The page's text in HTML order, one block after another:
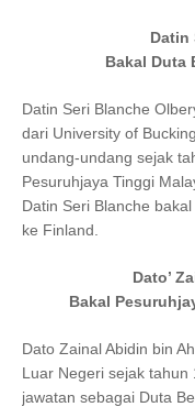
Datin
Bakal Duta
Datin Seri Blanche
dari University of
undang-undang sejak
Pesuruhjaya Tinggi
Datin Seri Blanche
ke Finland.
Dato’
Bakal
Dato Zainal Abidin bin
Luar Negeri sejak
jawatan sebagai Duta